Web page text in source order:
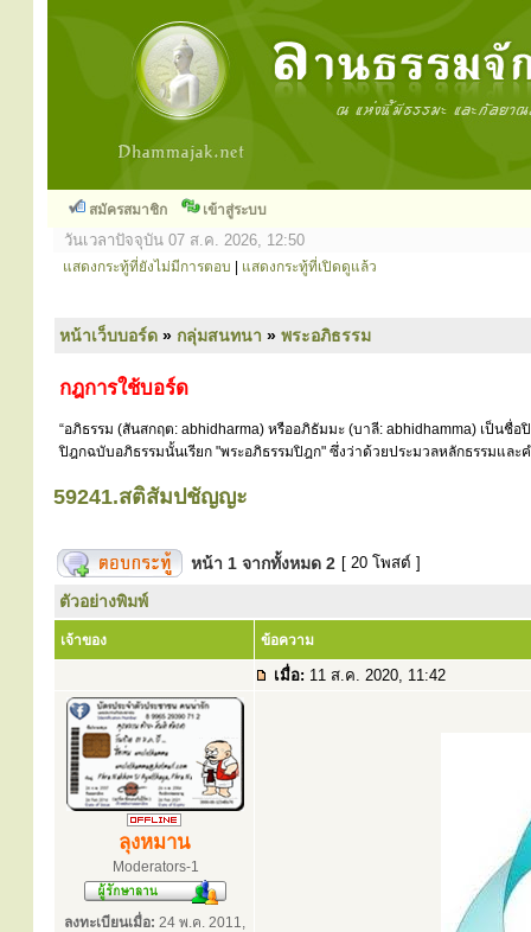
สมัครสมาชิก เข้าสู่ระบบ
วันเวลาปัจจุบัน 07 ส.ค. 2026, 12:50
แสดงกระทู้ที่ยังไม่มีการตอบ แสดงกระทู้ที่เปิดดูแล้ว
หน้าเว็บบอร์ด » กลุ่มสนทนา » พระอภิธรรม
กฎการใช้บอร์ด
“อภิธรรม (สันสกฤต: abhidharma) หรืออภิธัมมะ (บาลี: abhidhamma) เป็น
ปิฎกฉบับอภิธรรมนั้นเรียก "พระอภิธรรมปิฎก" ซึ่งว่าด้วยประมวลหลักธรรมแล
59241.สติสัมปชัญญะ
หน้า 1 จากทั้งหมด 2 [ 20 โพสต์ ]
ตัวอย่างพิมพ์
เจ้าของ ข้อความ
เมื่อ: 11 ส.ค. 2020, 11:42
ลุงหมาน
Moderators-1
ลงทะเบียนเมื่อ: 24 พ.ค. 2011,